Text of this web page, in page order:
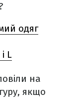
одяг
L
на
якщо